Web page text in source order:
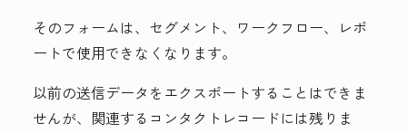
そのフォームは、セグメント、ワークフロー、レポ
ートで使用できなくなります。
以前の送信データをエクスポートすることはできま
せんが、関連するコンタクトレコードには残りま